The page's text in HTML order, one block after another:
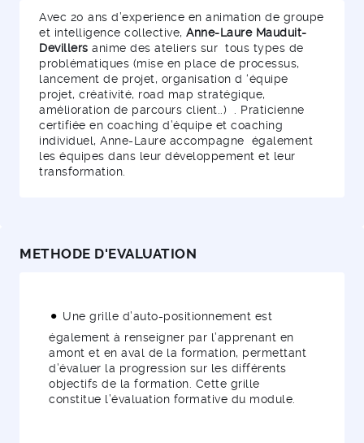
Avec 20 ans d’experience en animation de groupe
et intelligence collective, Anne-Laure Mauduit-
Devillers anime des ateliers sur tous types de
problématiques (mise en place de processus,
lancement de projet, organisation d ‘équipe
projet, créativité, road map stratégique,
amélioration de parcours client..) . Praticienne
certifiée en coaching d’équipe et coaching
individuel, Anne-Laure accompagne également
les équipes dans leur développement et leur
transformation.
METHODE D'EVALUATION
Une grille d’auto-positionnement est
également à renseigner par l’apprenant en
amont et en aval de la formation, permettant
d’évaluer la progression sur les différents
objectifs de la formation. Cette grille
constitue l’évaluation formative du module.